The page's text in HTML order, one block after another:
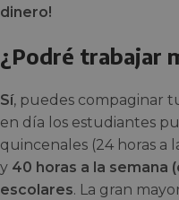
dinero!
¿Podré trabajar
Sí, puedes compaginar
en día los estudiantes
quincenales (24 horas a
y 40 horas a la semana
escolares. La gran